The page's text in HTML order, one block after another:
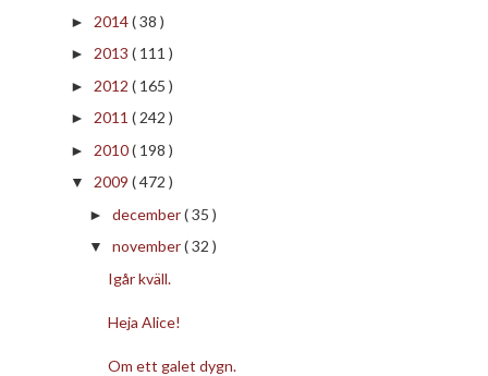
► 2014( 38 )
► 2013 ( 111 )
► 2012 ( 165 )
► 2011 ( 242 )
► 2010( 198 )
▼ 2009 ( 472 )
► december( 35 )
▼ november( 32 )
Igår kväll.
Heja Alice!
Om ett galet dygn.